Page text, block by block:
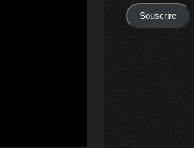
mail
Souscrire